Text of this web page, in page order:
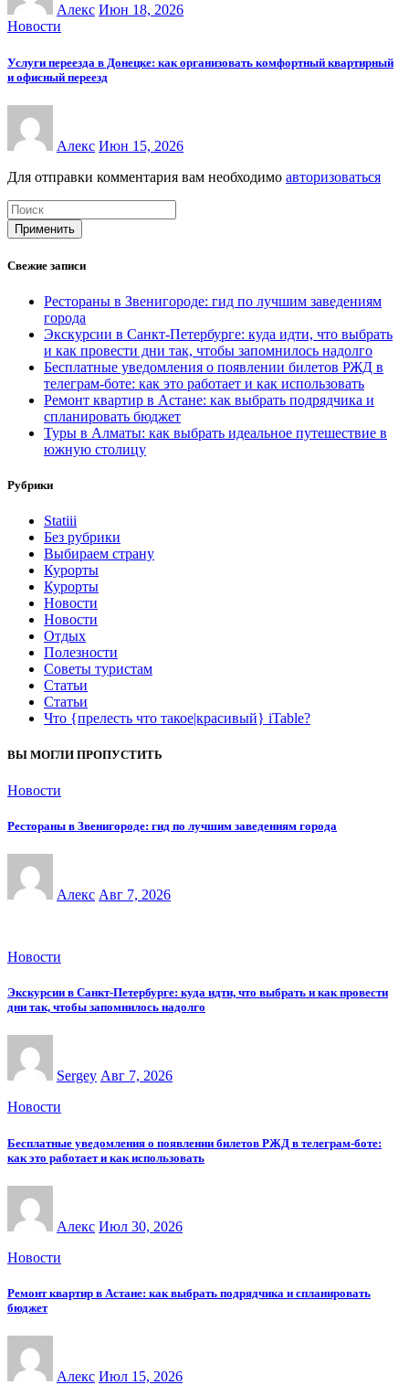
Алекс Июн 18, 2026
Новости
Услуги переезда в Донецке: как организовать комфортный квартирный
и офисный переезд
Алекс Июн 15, 2026
Для отправки комментария вам необходимо авторизоваться
Применить
Свежие записи
Рестораны в Звенигороде: гид по лучшим заведениям
города
Экскурсии в Санкт-Петербурге: куда идти, что выбрать
и как провести дни так, чтобы запомнилось надолго
Бесплатные уведомления о появлении билетов РЖД в
телеграм-боте: как это работает и как использовать
Ремонт квартир в Астане: как выбрать подрядчика и
спланировать бюджет
Туры в Алматы: как выбрать идеальное путешествие в
южную столицу
Рубрики
Statiii
Без рубрики
Выбираем страну
Курорты
Курорты
Новости
Новости
Отдых
Полезности
Советы туристам
Статьи
Статьи
Что {прелесть что такое|красивый} iTable?
ВЫ МОГЛИ ПРОПУСТИТЬ
Новости
Рестораны в Звенигороде: гид по лучшим заведениям города
Алекс Авг 7, 2026
Новости
Экскурсии в Санкт-Петербурге: куда идти, что выбрать и как провести
дни так, чтобы запомнилось надолго
Sergey Авг 7, 2026
Новости
Бесплатные уведомления о появлении билетов РЖД в телеграм-боте:
как это работает и как использовать
Алекс Июл 30, 2026
Новости
Ремонт квартир в Астане: как выбрать подрядчика и спланировать
бюджет
Алекс Июл 15, 2026